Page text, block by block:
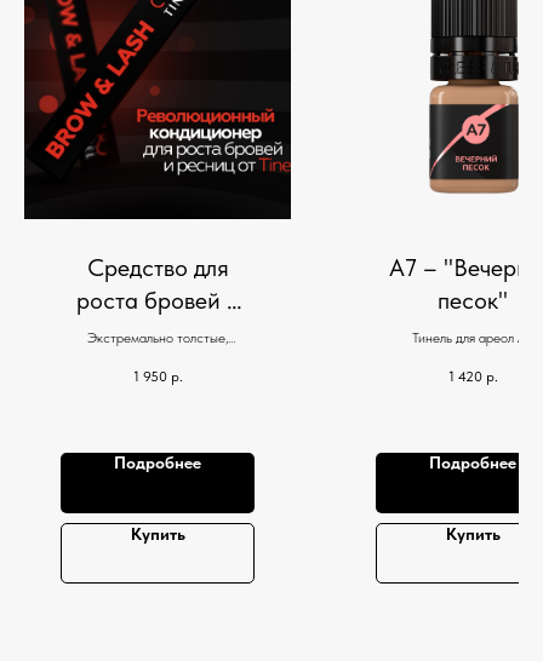
Средство для
роста бровей и
ресниц
(Кондиционер-
Экстремально толстые,
неповторимо темные.
1 950 р.
Подробнее
Купить
А7 –
песок"
Тинель для ареол А7.
1 420 р.
Подробнее
Купить